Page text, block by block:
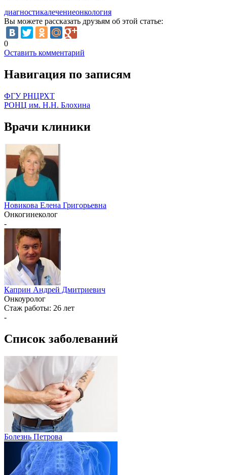
диагностикалечениеонкология
Вы можете рассказать друзьям об этой статье:
0
Оставить комментарий
Навигация по записям
ФГУ РНЦРХТ
РОНЦ им. Н.Н. Блохина
Врачи клиники
Новикова Елена Григорьевна
Онкогинеколог
-
Каприн Андрей Дмитриевич
Онкоуролог
Стаж работы: 26 лет
-
Список заболеваний
Болезнь Петрова